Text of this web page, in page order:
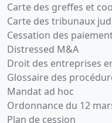
Carte des greffes et
Carte des tribunaux
Cessation des
Distressed M&A
Droit des entreprises
Glossaire des
Mandat ad hoc
Ordonnance du 12
Plan de cession